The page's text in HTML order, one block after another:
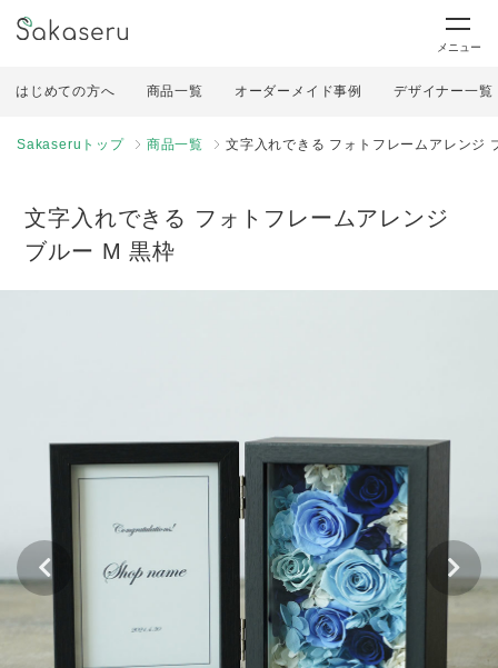
メニュー
はじめての方へ 商品一覧 オーダーメイド事例 デザイナー一覧
Sakaseruトップ 商品一覧 文字入れできる フォトフレームアレンジ
文字入れできる フォトフレームアレンジ
ブルー M 黒枠